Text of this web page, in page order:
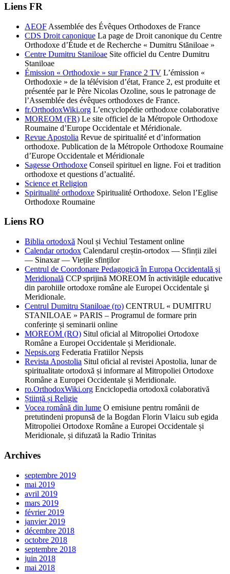
Liens FR
AEOF Assemblée des Évêques Orthodoxes de France
CDS Droit canonique La page de Droit canonique du Centre
Orthodoxe d’Étude et de Recherche « Dumitru Stăniloae »
Centre Dumitru Staniloae Site officiel du Centre Dumitru
Staniloae
Émission « Orthodoxie » sur France 2 TV L’émission «
Orthodoxie » de la télévision d’état, France 2, est produite et
présentée par le Père Nicolas Ozoline, sous le patronage de
l’Assemblée des évêques orthodoxes de France.
fr.OrthodoxWiki.org L’encyclopédie orthodoxe colaborative
MOREOM (FR) Le site officiel de la Métropole Orthodoxe
Roumaine d’Europe Occidentale et Méridionale.
Revue Apostolia Revue de spiritualité et d’information
orthodoxe. Publication de la Métropole Orthodoxe Roumaine
d’Europe Occidentale et Méridionale
Sagesse Orthodoxe Conseil spirituel en ligne. Foi et tradition
orthodoxe et questions d’actualité.
Science et Religion
Spiritualité orthodoxe Spiritualité Orthodoxe. Selon l’Eglise
Orthodoxe Roumaine
Liens RO
Biblia ortodoxă Noul și Vechiul Testament online
Calendar ortodox Calendarul creștin-ortodox — Sfinții zilei
— Sinaxar — Viețile sfinților
Centrul de Coordonare Pedagogică în Europa Occidentală şi
Meridională CCP sprijină MOREOM în activităţile educative
din parohiile ortodoxe române ale Europei Occidentale şi
Meridionale.
Centrul Dumitru Staniloae (ro) CENTRUL « DUMITRU
STANILOAE » PARIS – Programul de formare prin
conferințe și seminarii online
MOREOM (RO) Situl oficial al Mitropoliei Ortodoxe
Române a Europei Occidentale și Meridionale.
Nepsis.org Federatia Fratiilor Nepsis
Revista Apostolia Situl oficial al revistei Apostolia, lunar de
spiritualitate ortodoxă și informare al Mitropoliei Ortodoxe
Române a Europei Occidentale și Meridionale.
ro.OrthodoxWiki.org Enciclopedia ortodoxă colaborativă
Știință și Religie
Vocea română din lume O emisiune pentru românii de
pretutindeni propunsă de la Bogdan Florin Vlaicu sub egida
Mitropoliei Ortodoxe Române a Europei Occidentale și
Meridionale, și difuzată la Radio Trinitas
Archives
septembre 2019
mai 2019
avril 2019
mars 2019
février 2019
janvier 2019
décembre 2018
octobre 2018
septembre 2018
juin 2018
mai 2018